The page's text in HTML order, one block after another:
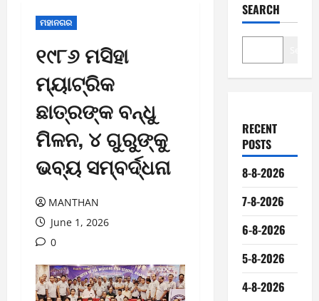
ମହାନଗର
୧୯୮୬ ମସିହା
ମ୍ୟାଟ୍ରିକ
ଛାତ୍ରଙ୍କ ବନ୍ଧୁ
ମିଳନ, ୪ ଗୁରୁଙ୍କୁ
ଭବ୍ୟ ସମ୍ବର୍ଦ୍ଧନା
MANTHAN
June 1, 2026
0
SEARCH
RECENT
POSTS
8-8-2026
7-8-2026
6-8-2026
5-8-2026
4-8-2026